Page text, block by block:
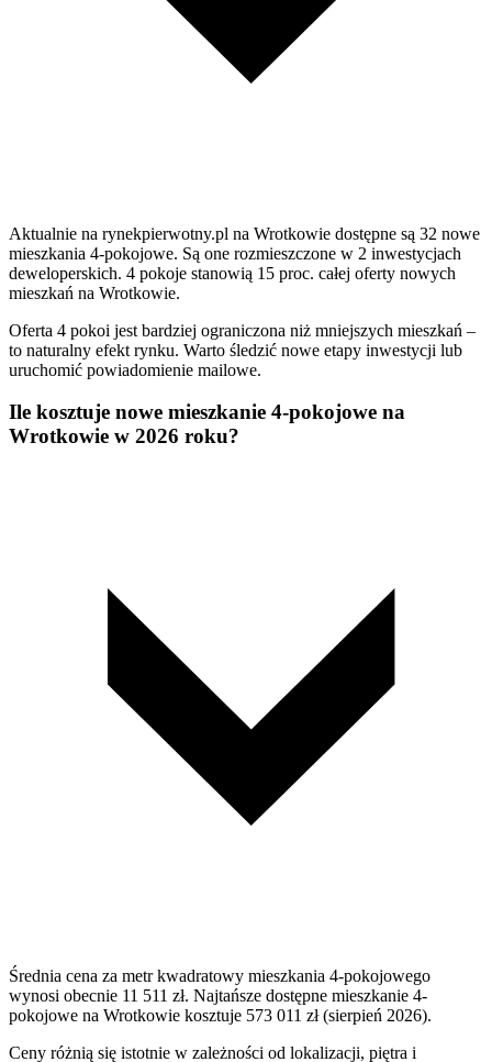
Aktualnie na rynekpierwotny.pl na Wrotkowie dostępne są 32 nowe
mieszkania 4-pokojowe. Są one rozmieszczone w 2 inwestycjach
deweloperskich. 4 pokoje stanowią 15 proc. całej oferty nowych
mieszkań na Wrotkowie.
Oferta 4 pokoi jest bardziej ograniczona niż mniejszych mieszkań –
to naturalny efekt rynku. Warto śledzić nowe etapy inwestycji lub
uruchomić powiadomienie mailowe.
Ile kosztuje nowe mieszkanie 4-pokojowe na
Wrotkowie w 2026 roku?
Średnia cena za metr kwadratowy mieszkania 4-pokojowego
wynosi obecnie 11 511 zł. Najtańsze dostępne mieszkanie 4-
pokojowe na Wrotkowie kosztuje 573 011 zł (sierpień 2026).
Ceny różnią się istotnie w zależności od lokalizacji, piętra i